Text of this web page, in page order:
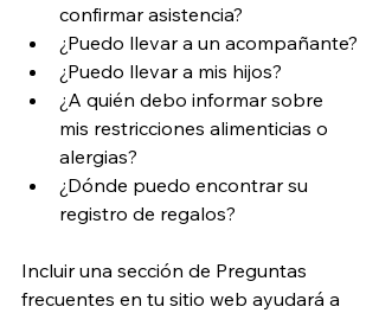
confirmar asistencia?
¿Puedo llevar a un acompañante?
¿Puedo llevar a mis hijos?
¿A quién debo informar sobre
mis restricciones alimenticias o
alergias?
¿Dónde puedo encontrar su
registro de regalos?
Incluir una sección de Preguntas
frecuentes en tu sitio web ayudará a